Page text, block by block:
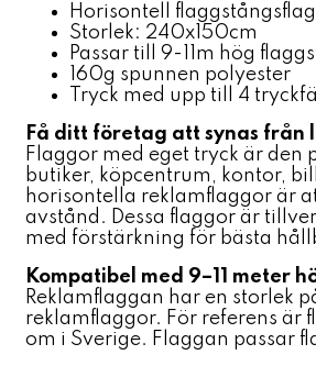
Horisontell
Storlek: 240x150cm
Passar till 9-11m hög
160g spunnen polyester
Tryck med upp till 4
Få ditt företag att synas från
Flaggor med eget tryck är
butiker, köpcentrum, kontor,
horisontella reklamflaggor är
avstånd. Dessa flaggor är
med förstärkning för bästa
Kompatibel med 9–11 meter
Reklamflaggan har en storlek
reklamflaggor. För referens är
om i Sverige. Flaggan passar